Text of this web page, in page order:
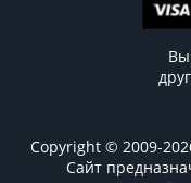
Copyright © 2009-
Сайт